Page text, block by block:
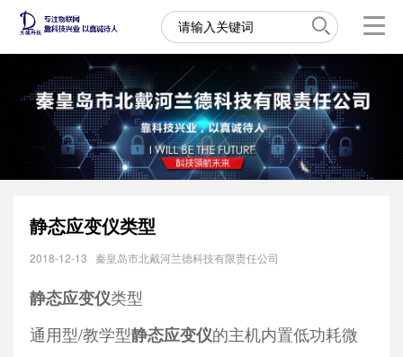
静态应变仪类型
2018-12-13 秦皇岛市北戴河兰德科技有限责任公司
静态应变仪类型
通用型/教学型静态应变仪的主机内置低功耗微